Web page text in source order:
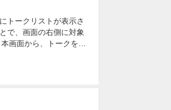
トークリストが表示さ
で、画面の右側に対象
画面から、トークを送